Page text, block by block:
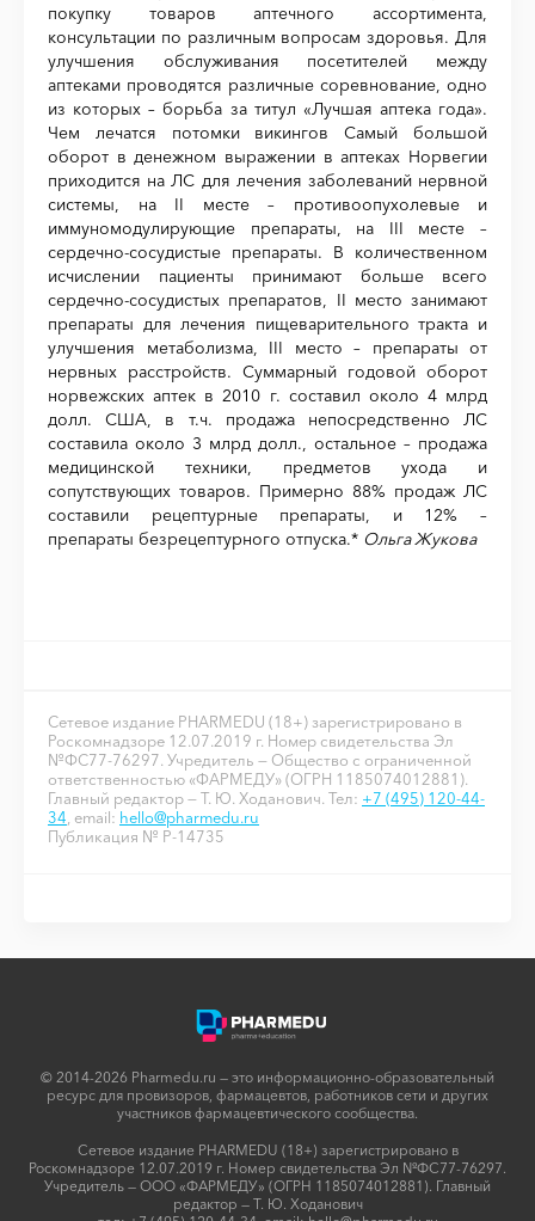
покупку товаров аптечного ассортимента,
консультации по различным вопросам здоровья. Для
улучшения обслуживания посетителей между
аптеками проводятся различные соревнование, одно
из которых – борьба за титул «Лучшая аптека года».
Чем лечатся потомки викингов Самый большой
оборот в денежном выражении в аптеках Норвегии
приходится на ЛС для лечения заболеваний нервной
системы, на II месте – противоопухолевые и
иммуномодулирующие препараты, на III месте –
сердечно-сосудистые препараты. В количественном
исчислении пациенты принимают больше всего
сердечно-сосудистых препаратов, II место занимают
препараты для лечения пищеварительного тракта и
улучшения метаболизма, III место – препараты от
нервных расстройств. Суммарный годовой оборот
норвежских аптек в 2010 г. составил около 4 млрд
долл. США, в т.ч. продажа непосредственно ЛС
составила около 3 млрд долл., остальное – продажа
медицинской техники, предметов ухода и
сопутствующих товаров. Примерно 88% продаж ЛС
составили рецептурные препараты, и 12% –
препараты безрецептурного отпуска.* Ольга Жукова
Сетевое издание PHARMEDU (18+) зарегистрировано в
Роскомнадзоре 12.07.2019 г. Номер свидетельства Эл
№ФС77-76297. Учредитель — Общество с ограниченной
ответственностью «ФАРМЕДУ» (ОГРН 1185074012881).
Главный редактор — Т. Ю. Ходанович. Тел: +7 (495) 120-44-
34 , email: hello@pharmedu.ru
Публикация № P-14735
© 2014-2026 Pharmedu.ru — это информационно-образовательный
ресурс для провизоров, фармацевтов, работников сети и других
участников фармацевтического сообщества.
Сетевое издание PHARMEDU (18+) зарегистрировано в
Роскомнадзоре 12.07.2019 г. Номер свидетельства Эл №ФС77-76297.
Учредитель — ООО «ФАРМЕДУ» (ОГРН 1185074012881). Главный
редактор — Т. Ю. Ходанович